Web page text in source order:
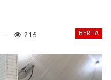
BERITA
216